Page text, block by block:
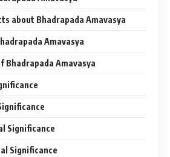
about Bhadrapada Amavasya
Amavasya
Bhadrapada Amavasya
Significance
Significance